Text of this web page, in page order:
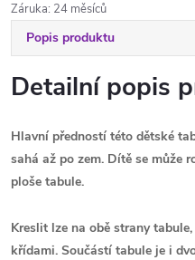
Záruka: 24 měsíců
Popis produktu
Detailní popis
Hlavní předností této dětské
sahá až po zem. Dítě se může
ploše tabule.
Kreslit lze na obě strany tabule
křídami. Součástí tabule je i